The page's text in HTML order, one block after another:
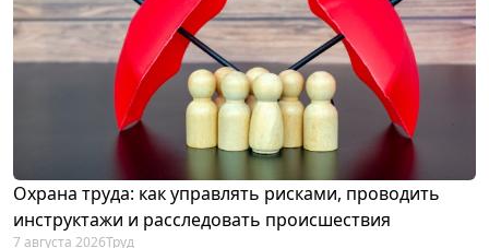
Охрана труда: как управлять рисками, проводить
инструктажи и расследовать происшествия
7 августа 2026Труд